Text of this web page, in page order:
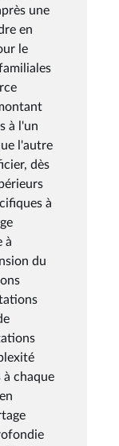
une
en
le
à l'un
l'autre
dès
à
à
du
à chaque